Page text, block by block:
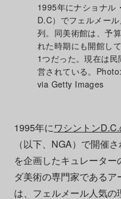
1995年にナショナル
D.C）でフェルメー
列。同美術館は、予
れた時期にも開館し
1つだった。現在は
営されている。
via Getty Images
1995年にワシントン
（以下、NGA）で開催
を企画したキュレータ
ダ美術の専門家である
は、フェルメール人気の